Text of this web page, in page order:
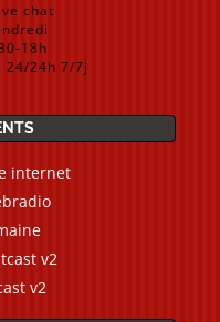
chat
18h
24/24h 7/7j
internet
v2
v2